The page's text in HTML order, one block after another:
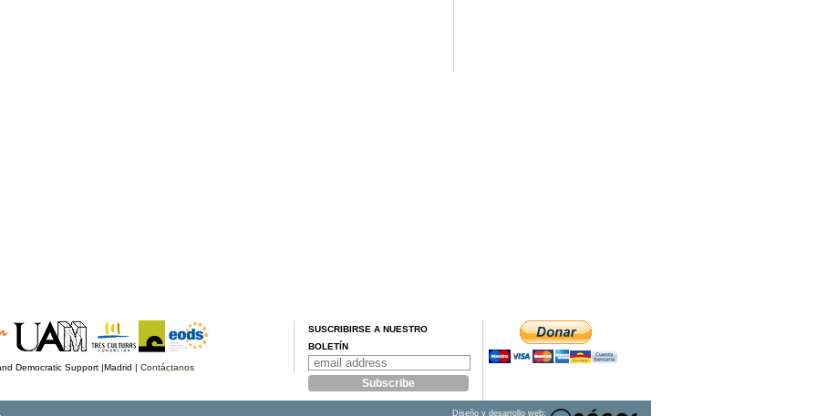
Democratic Support |Madrid | Contáctanos
SUSCRIBIRSE A NUESTRO
BOLETÍN
Diseño y desarrollo web: